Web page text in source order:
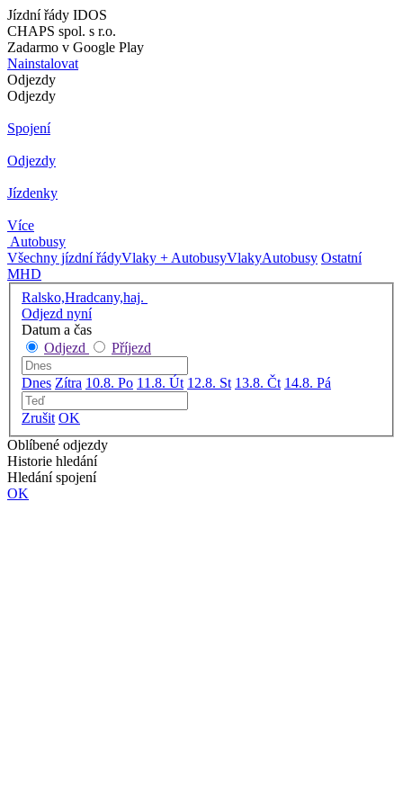
Jízdní řády IDOS
CHAPS spol. s r.o.
Zadarmo v Google Play
Nainstalovat
Odjezdy
Odjezdy
Spojení
Odjezdy
Jízdenky
Více
Autobusy
Všechny jízdní řádyVlaky + AutobusyVlakyAutobusy Ostatní
MHD
Ralsko,Hradcany,haj.
Odjezd nyní
Datum a čas
Odjezd
Příjezd
Dnes Zítra 10.8. Po 11.8. Út 12.8. St 13.8. Čt 14.8. Pá
Zrušit OK
Oblíbené odjezdy
Historie hledání
Hledání spojení
OK